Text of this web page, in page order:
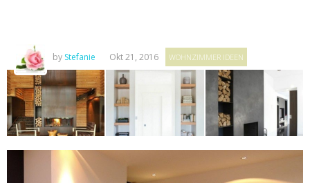
by Stefanie Okt 21, 2016 WOHNZIMMER IDEEN